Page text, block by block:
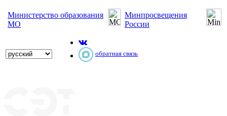
Министерство образования
МО
Минпросвещения
России
обратная связь